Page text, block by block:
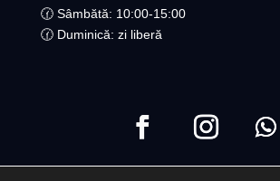
🕜 Sâmbătă: 10:00-15:00
🕜 Duminică: zi liberă